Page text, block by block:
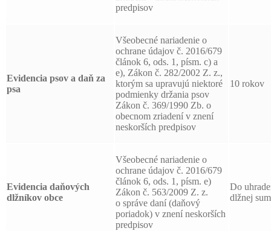
predpisov
Evidencia psov a daň za
psa
Všeobecné nariadenie o
ochrane údajov č. 2016/679
článok 6, ods. 1, písm. c) a
e), Zákon č. 282/2002 Z. z.,
ktorým sa upravujú niektoré
podmienky držania psov
Zákon č. 369/1990 Zb. o
obecnom zriadení v znení
neskorších predpisov
10 rokov
Evidencia daňových
dlžníkov obce
Všeobecné nariadenie o
ochrane údajov č. 2016/679
článok 6, ods. 1, písm. e)
Zákon č. 563/2009 Z. z.
o správe daní (daňový
poriadok) v znení neskorších
predpisov
Do
dlžnej